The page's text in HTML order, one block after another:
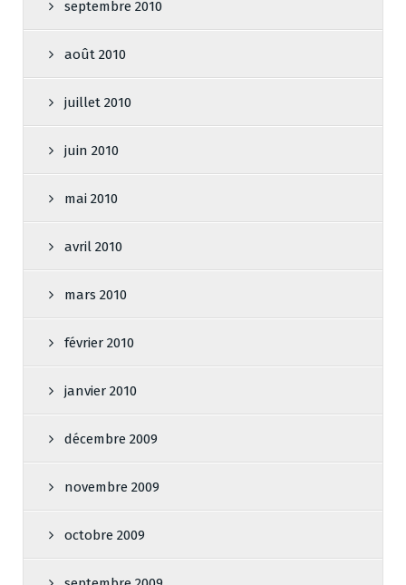
septembre 2010
août 2010
juillet 2010
juin 2010
mai 2010
avril 2010
mars 2010
février 2010
janvier 2010
décembre 2009
novembre 2009
octobre 2009